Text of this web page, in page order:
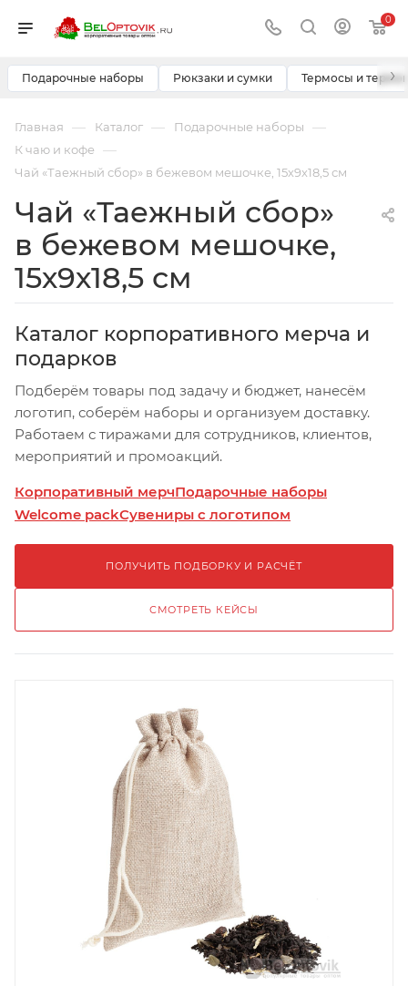
0
Подарочные наборы Рюкзаки и сумки Термосы и ›
Главная — Каталог — Подарочные наборы —
К чаю и кофе —
Чай «Таежный сбор» в бежевом мешочке, 15х9х18,5 см
Чай «Таежный сбор»
в бежевом мешочке,
15х9х18,5 см
Каталог корпоративного мерча и
подарков
Подберём товары под задачу и бюджет, нанесём
логотип, соберём наборы и организуем доставку.
Работаем с тиражами для сотрудников, клиентов,
мероприятий и промоакций.
Корпоративный мерчПодарочные наборы
Welcome packСувениры с логотипом
ПОЛУЧИТЬ ПОДБОРКУ И РАСЧЁТ
СМОТРЕТЬ КЕЙСЫ